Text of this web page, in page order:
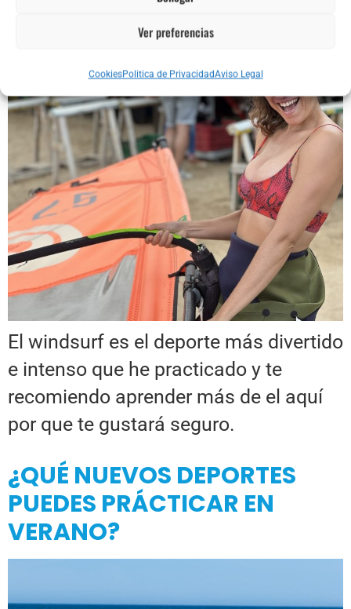
Ver preferencias
CookiesPolitica de PrivacidadAviso Legal
COMO EL WINDSURF TE
El windsurf es el deporte más divertido
e intenso que he practicado y te
recomiendo aprender más de el aquí
por que te gustará seguro.
¿QUÉ NUEVOS DEPORTES
PUEDES PRÁCTICAR EN
VERANO?